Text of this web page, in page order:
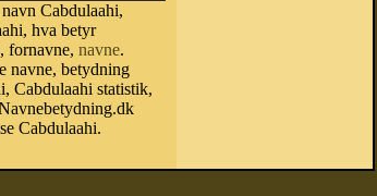
Cabdulaahi,
hva betyr
fornavne, navne.
navne, betydning
Cabdulaahi statistik,
Cabdulaahi.